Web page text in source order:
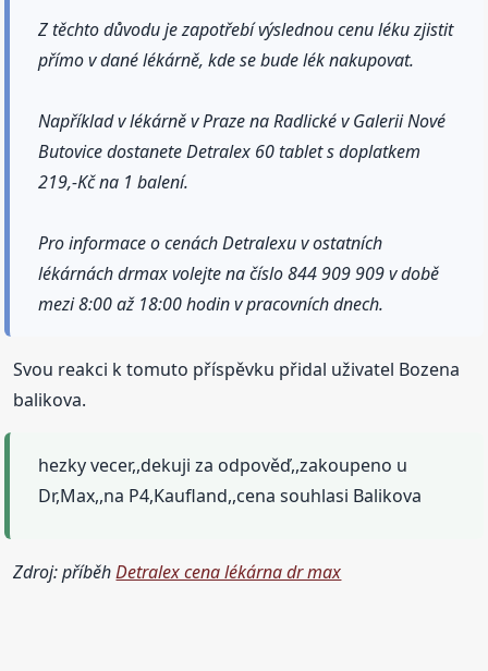
Z těchto důvodu je zapotřebí výslednou cenu léku zjistit
přímo v dané lékárně, kde se bude lék nakupovat.
Například v lékárně v Praze na Radlické v Galerii Nové
Butovice dostanete Detralex 60 tablet s doplatkem
219,-Kč na 1 balení.
Pro informace o cenách Detralexu v ostatních
lékárnách drmax volejte na číslo 844 909 909 v době
mezi 8:00 až 18:00 hodin v pracovních dnech.
Svou reakci k tomuto příspěvku přidal uživatel Bozena
balikova.
hezky vecer,,dekuji za odpověď,,zakoupeno u
Dr,Max,,na P4,Kaufland,,cena souhlasi Balikova
Zdroj: příběhDetralex cena lékárna dr max